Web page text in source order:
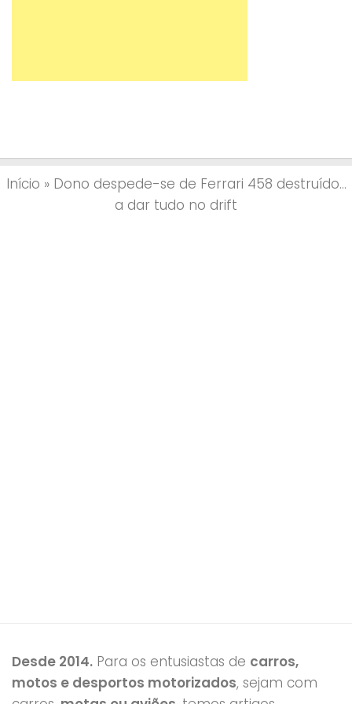
Início » Dono despede-se de Ferrari 458 destruído…
a dar tudo no drift
Desde 2014. Para os entusiastas de carros,
motos e desportos motorizados, sejam com